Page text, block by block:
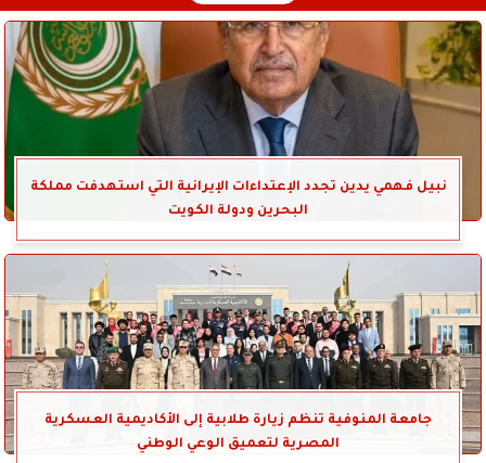
نبيل فهمي يدين تجدد الإعتداءات الإيرانية التي استهدفت مملكة
البحرين ودولة الكويت
جامعة المنوفية تنظم زيارة طلابية إلى الأكاديمية العسكرية
المصرية لتعميق الوعي الوطني